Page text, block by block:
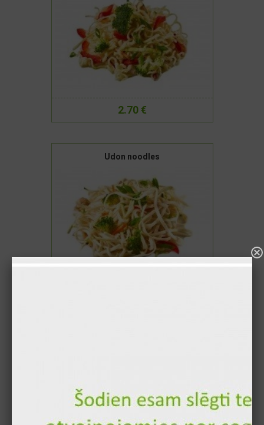
2.70 €
Udon noodles